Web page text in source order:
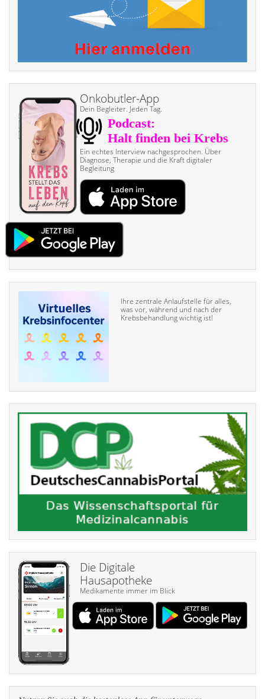
Onkobutler-App
Dein Begleiter. Jeden Tag.
Ein echtes Interview nach­gesprochen. Über
Diagnose, Therapie und die Kraft digitaler
Begleitung
Ihre zentrale Anlaufstelle für alles,
was vor, während und nach der
Krebsbehandlung wichtig ist!
Die Digitale
Hausapotheke
Medikamente immer im Blick